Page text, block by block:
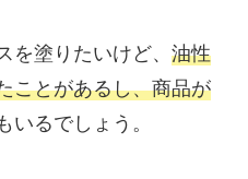
塗りたいけど、 油性
ことがあるし、商品が
いるでしょう。